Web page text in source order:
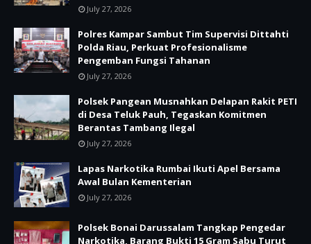
July 27, 2026
Polres Kampar Sambut Tim Supervisi Dittahti
Polda Riau, Perkuat Profesionalisme
Pengemban Fungsi Tahanan
July 27, 2026
Polsek Pangean Musnahkan Delapan Rakit PETI
di Desa Teluk Pauh, Tegaskan Komitmen
Berantas Tambang Ilegal
July 27, 2026
Lapas Narkotika Rumbai Ikuti Apel Bersama
Awal Bulan Kementerian
July 27, 2026
Polsek Bonai Darussalam Tangkap Pengedar
Narkotika, Barang Bukti 15 Gram Sabu Turut